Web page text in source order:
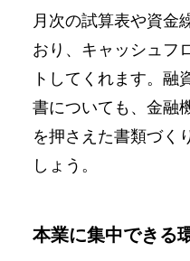
月次の試算表や資金
おり、キャッシュフ
トしてくれます。融
書についても、金融
を押さえた書類づく
しょう。
本業に集中できる